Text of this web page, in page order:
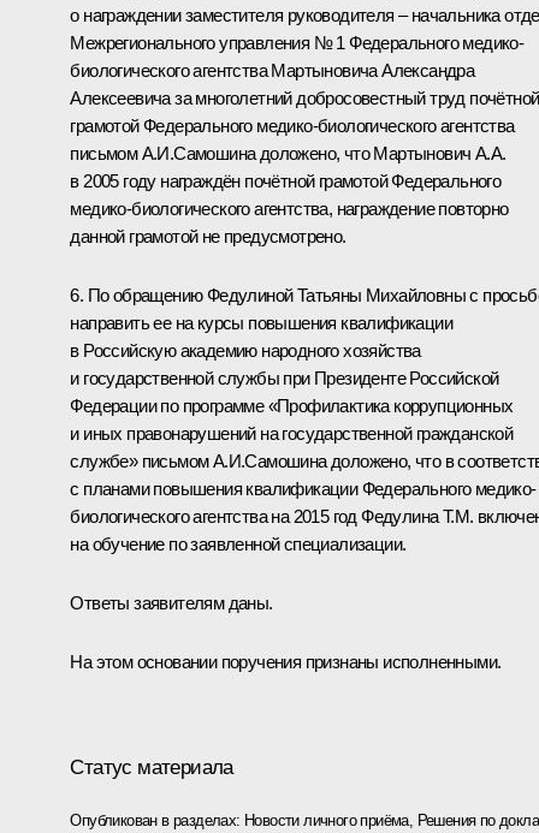
о награждении заместителя руководителя – начальника
Межрегионального управления № 1 Федерального медико-
биологического агентства Мартыновича Александра
Алексеевича за многолетний добросовестный труд почётной
грамотой Федерального медико-биологического агентства
письмом А.И.Самошина доложено, что Мартынович А.А.
в 2005 году награждён почётной грамотой Федерального
медико-биологического агентства, награждение повторно
данной грамотой не предусмотрено.
6. По обращению Федулиной Татьяны Михайловны с
направить ее на курсы повышения квалификации
в Российскую академию народного хозяйства
и государственной службы при Президенте Российской
Федерации по программе «Профилактика коррупционных
и иных правонарушений на государственной гражданской
службе» письмом А.И.Самошина доложено, что в
с планами повышения квалификации Федерального медико-
биологического агентства на 2015 год Федулина Т.М.
на обучение по заявленной специализации.
Ответы заявителям даны.
На этом основании поручения признаны исполненными.
Статус материала
Опубликован в разделах: Новости личного приёма, Решения по